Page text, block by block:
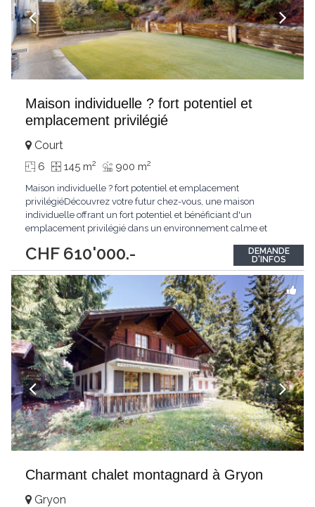
Maison individuelle ? fort potentiel et
emplacement privilégié
CHF 610'000.-
Court
6 145 m2 900 m2
Maison individuelle ? fort potentiel et emplacement
privilégiéDécouvrez votre futur chez-vous, une maison
individuelle offrant un fort potentiel et bénéficiant d'un
emplacement privilégié dans un environnement calme et
cadre de vie paisible et agréable.Implantée sur une belle
parcelle, la maison est entourée d'un grand...
DEMANDE
D'INFOS
Charmant chalet montagnard à Gryon
Gryon